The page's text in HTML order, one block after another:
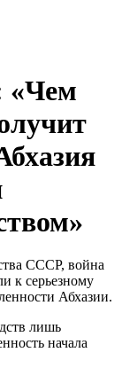
«Чем
СССР, война
к серьезному
Абхазии.
лишь
начала